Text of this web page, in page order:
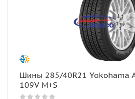
Шины 285/40R21 Yokohama
109V M+S